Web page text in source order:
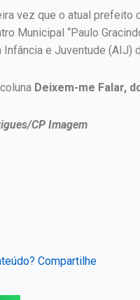
vez que o atual prefeito
Municipal “Paulo
Infância e Juventude
Deixem-me Falar,
CP Imagem
Compartilhe